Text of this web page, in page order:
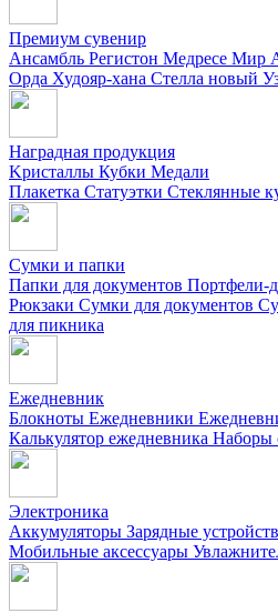
Премиум сувенир
Ансамбль Регистон Медресе Мир
Орда Худояр-хана Стелла новый
Наградная продукция
Kристаллы Кубки Медали
Плакетка Статуэтки Стеклянные
Сумки и папки
Папки для документов Портфели-
Рюкзаки Сумки для документов
для пикника
Ежедневник
Блокноты Ежедневники
Калькулятор ежедневника Наборы
Электроника
Аккумуляторы Зарядные
Мобильные аксессуары